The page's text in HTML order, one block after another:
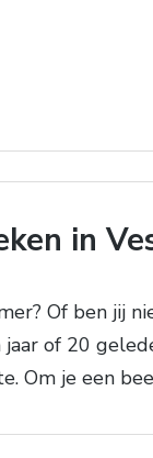
in
Of ben jij
of 20
Om je een